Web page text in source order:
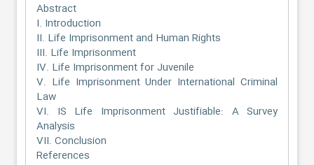
Abstract
I. Introduction
II. Life Imprisonment and Human Rights
III. Life Imprisonment
IV. Life Imprisonment for Juvenile
V. Life Imprisonment Under International Criminal
Law
VI. IS Life Imprisonment Justifiable: A Survey
Analysis
VII. Conclusion
References